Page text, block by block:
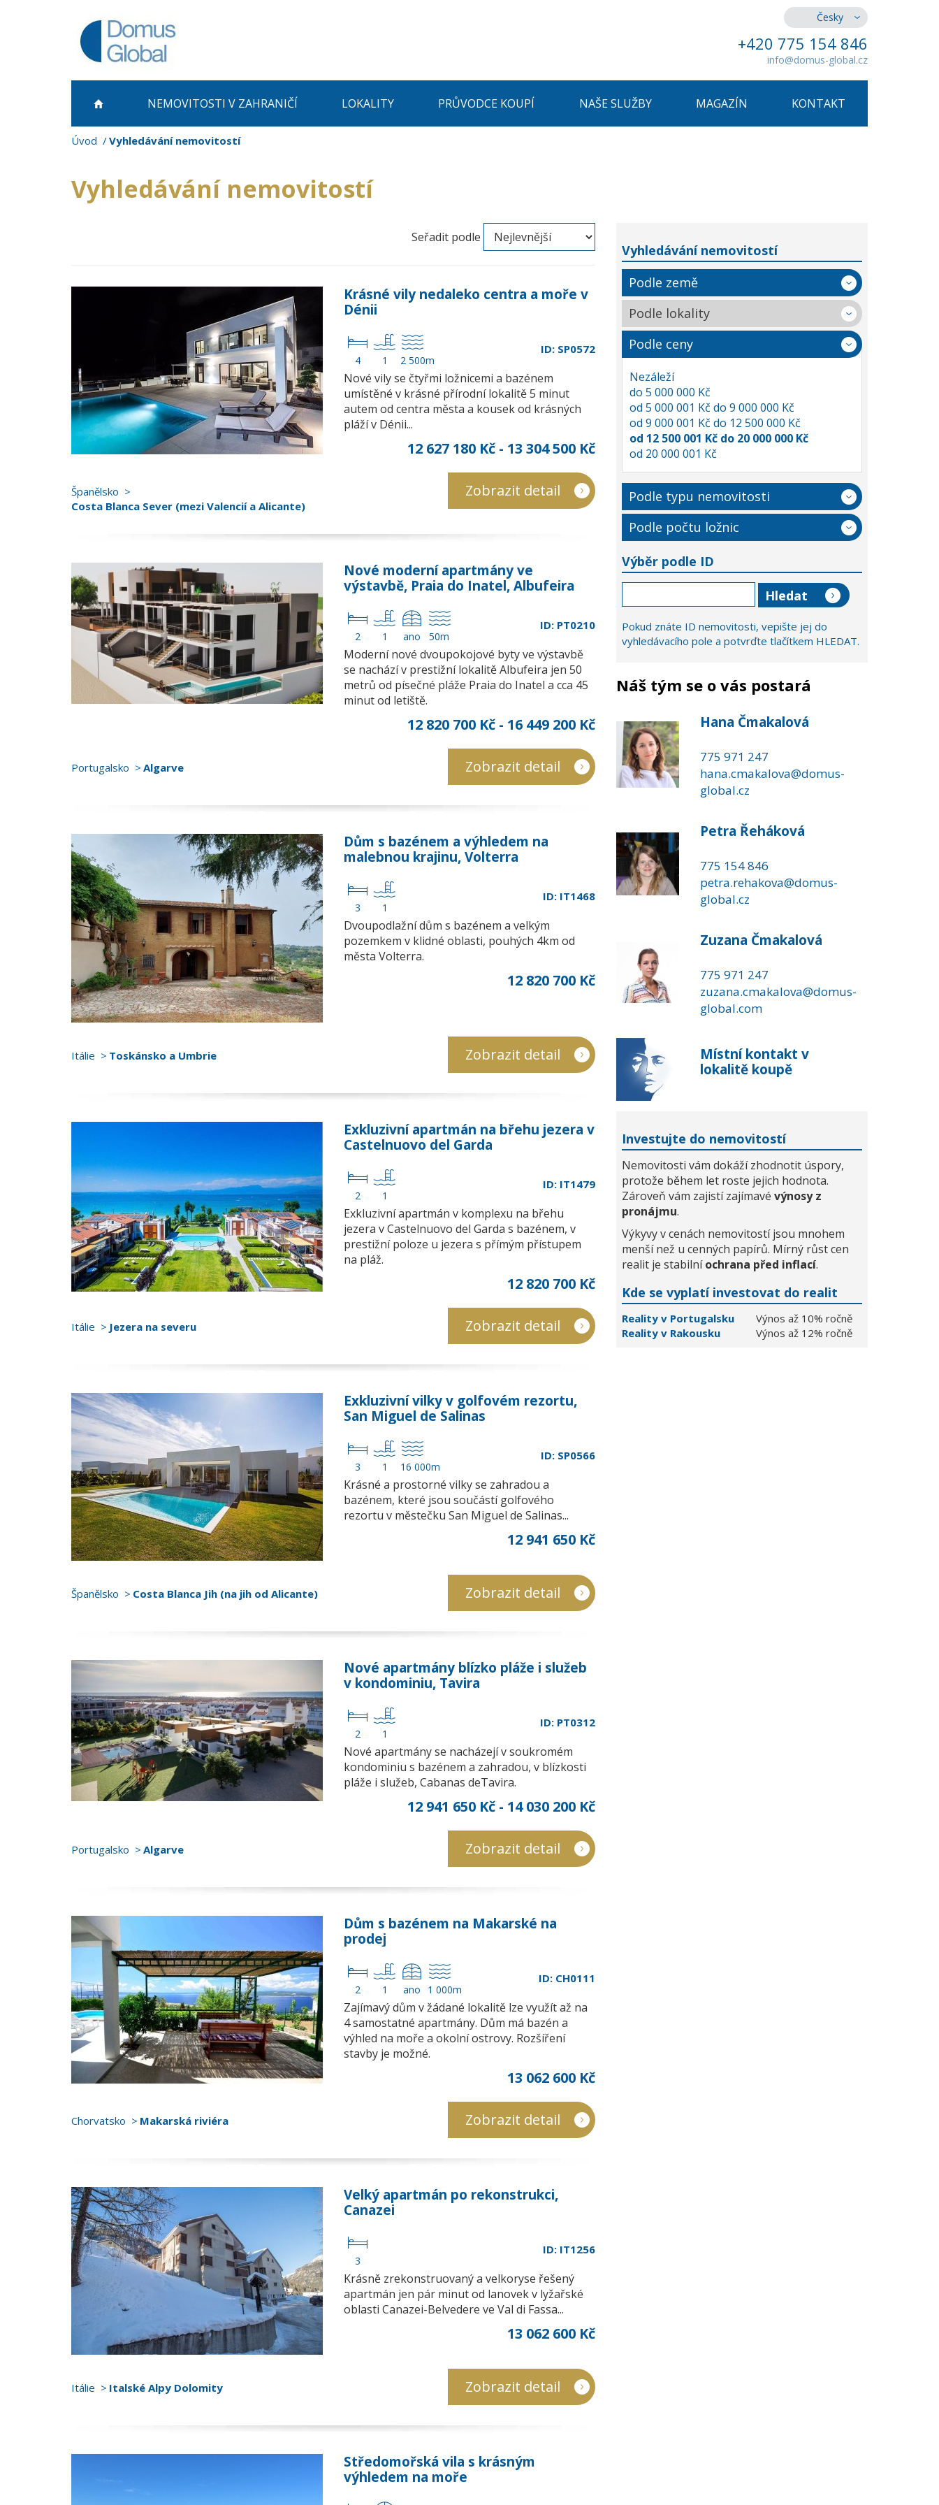
Česky
+420 775 154 846
info@domus-global.cz
NEMOVITOSTI V ZAHRANIČÍ LOKALITY PRŮVODCE KOUPÍ NAŠE SLUŽBY MAGAZÍN KONTAKT
Úvod Vyhledávání nemovitostí
Vyhledávání nemovitostí
Seřadit podle
Krásné vily nedaleko centra a moře v
Dénii
4 1 2 500m
ID: SP0572
Nové vily se čtyřmi ložnicemi a bazénem
umístěné v krásné přírodní lokalitě 5 minut
autem od centra města a kousek od krásných
pláží v Dénii...
12 627 180 Kč - 13 304 500 Kč
Španělsko
Costa Blanca Sever (mezi Valencií a Alicante)
Zobrazit detail
Nové moderní apartmány ve
výstavbě, Praia do Inatel, Albufeira
2 1 ano 50m
ID: PT0210
Moderní nové dvoupokojové byty ve výstavbě
se nachází v prestižní lokalitě Albufeira jen 50
metrů od písečné pláže Praia do Inatel a cca 45
minut od letiště.
12 820 700 Kč - 16 449 200 Kč
Portugalsko Algarve Zobrazit detail
Dům s bazénem a výhledem na
malebnou krajinu, Volterra
3 1
ID: IT1468
Dvoupodlažní dům s bazénem a velkým
pozemkem v klidné oblasti, pouhých 4km od
města Volterra.
12 820 700 Kč
Itálie Toskánsko a Umbrie Zobrazit detail
Exkluzivní apartmán na břehu jezera v
Castelnuovo del Garda
2 1
ID: IT1479
Exkluzivní apartmán v komplexu na břehu
jezera v Castelnuovo del Garda s bazénem, v
prestižní poloze u jezera s přímým přístupem
na pláž.
12 820 700 Kč
Itálie Jezera na severu Zobrazit detail
Exkluzivní vilky v golfovém rezortu,
San Miguel de Salinas
3 1 16 000m
ID: SP0566
Krásné a prostorné vilky se zahradou a
bazénem, které jsou součástí golfového
rezortu v městečku San Miguel de Salinas...
12 941 650 Kč
Španělsko Costa Blanca Jih (na jih od Alicante) Zobrazit detail
Nové apartmány blízko pláže i služeb
v kondominiu, Tavira
2 1
ID: PT0312
Nové apartmány se nacházejí v soukromém
kondominiu s bazénem a zahradou, v blízkosti
pláže i služeb, Cabanas deTavira.
12 941 650 Kč - 14 030 200 Kč
Portugalsko Algarve Zobrazit detail
Dům s bazénem na Makarské na
prodej
2 1 ano 1 000m
ID: CH0111
Zajímavý dům v žádané lokalitě lze využít až na
4 samostatné apartmány. Dům má bazén a
výhled na moře a okolní ostrovy. Rozšíření
stavby je možné.
13 062 600 Kč
Chorvatsko Makarská riviéra Zobrazit detail
Velký apartmán po rekonstrukci,
Canazei
3
ID: IT1256
Krásně zrekonstruovaný a velkoryse řešený
apartmán jen pár minut od lanovek v lyžařské
oblasti Canazei-Belvedere ve Val di Fassa...
13 062 600 Kč
Itálie Italské Alpy Dolomity Zobrazit detail
Středomořská vila s krásným
výhledem na moře
Vyhledávání nemovitostí
Podle země
Podle lokality
Podle ceny
Nezáleží
do 5 000 000 Kč
od 5 000 001 Kč do 9 000 000 Kč
od 9 000 001 Kč do 12 500 000 Kč
od 12 500 001 Kč do 20 000 000 Kč
od 20 000 001 Kč
Podle typu nemovitosti
Podle počtu ložnic
Výběr podle ID
Pokud znáte ID nemovitosti, vepište jej do
vyhledávacího pole a potvrďte tlačítkem HLEDAT.
Náš tým se o vás postará
Hana Čmakalová
775 971 247
hana.cmakalova@domus-
global.cz
Petra Řeháková
775 154 846
petra.rehakova@domus-
global.cz
Zuzana Čmakalová
775 971 247
zuzana.cmakalova@domus-
global.com
Místní kontakt v
lokalitě koupě
Investujte do nemovitostí
Nemovitosti vám dokáží zhodnotit úspory,
protože během let roste jejich hodnota.
Zároveň vám zajistí zajímavé výnosy z
pronájmu.
Výkyvy v cenách nemovitostí jsou mnohem
menší než u cenných papírů. Mírný růst cen
realit je stabilníochrana před inflací.
Kde se vyplatí investovat do realit
Reality v Portugalsku
Výnos až 10% ročně
Reality v Rakousku
Výnos až 12% ročně